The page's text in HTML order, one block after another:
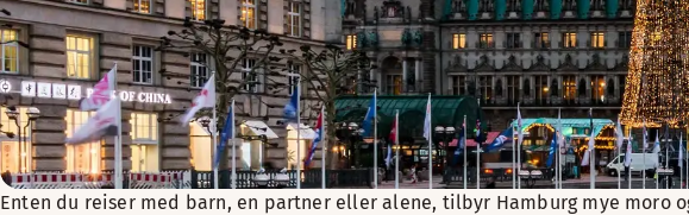
Enten du reiser med barn, en partner eller alene, tilbyr Hamburg mye moro